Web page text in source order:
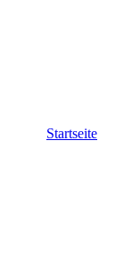
Startseite